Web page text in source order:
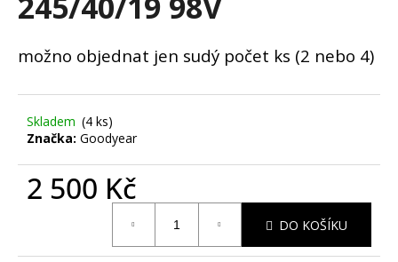
možno objednat jen sudý počet ks (2 nebo 4)
Skladem (4 ks)
Značka: Goodyear
2 500 Kč
DO KOŠÍKU
u
e
e
KRYTKY
VW
65MM